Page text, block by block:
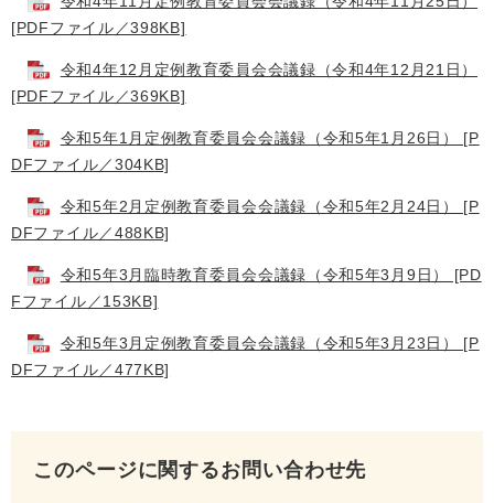
[PDFファイル／398KB]
令和4年12月定例教育委員会会議録（令和4年12月21日）
[PDFファイル／369KB]
令和5年1月定例教育委員会会議録（令和5年1月26日） [P
DFファイル／304KB]
令和5年2月定例教育委員会会議録（令和5年2月24日） [P
DFファイル／488KB]
令和5年3月臨時教育委員会会議録（令和5年3月9日） [PD
Fファイル／153KB]
令和5年3月定例教育委員会会議録（令和5年3月23日） [P
DFファイル／477KB]
このページに関するお問い合わせ先